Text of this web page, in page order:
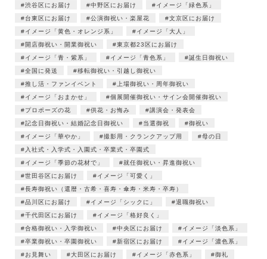
渋谷区にお届け 中野区にお届け
イメージ「緑色系」
台東区にお届け
公演御祝い・楽屋花
文京区にお届け
イメージ「黄色・オレンジ系」
イメージ「大人」
開店御祝い・開業御祝い
東京都23区にお届け
イメージ「青・紫系」
イメージ「青色系」
誕生日御祝い
全国に発送
移転御祝い・引越し御祝い
推し活・ファンイベント
上場御祝い・周年御祝い
イメージ「おまかせ」
個展開催御祝い・サイン会開催御祝い
プロポーズの花
供花・お悔み
講演会・発表会
記念日御祝い・結婚記念日御祝い
当選御祝
御祝い
イメージ「華やか」
撮影用・クランクアップ用
母の日
入社式・入学式・入園式・卒業式・卒園式
イメージ「季節の花材で」
就任御祝い・昇進御祝い
世田谷区にお届け
イメージ「可愛く」
長寿御祝い（還暦・古希・喜寿・傘寿・米寿・卒寿）
品川区にお届け
イメージ「シックに」
退職御祝い
千代田区にお届け
イメージ「格好良く」
合格御祝い・入学御祝い
中央区にお届け
イメージ「淡色系」
卒業御祝い・卒園御祝い
新宿区にお届け
イメージ「濃色系」
お見舞い
大田区にお届け イメージ「赤色系」
御礼